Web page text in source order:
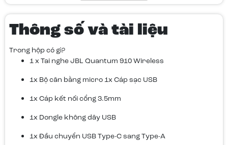
Trải nghiệm công nghệ theo dõi
chuyển động đầu chuyên nghiệp
đỉnh cao JBL QuantumSPHERE
360™ trên PC
Thông số và tài liệu
Trong hộp có gì?
1 x Tai nghe JBL Quantum 910 Wireless
1x Bộ cân bằng micro 1x Cáp sạc USB
1x Cáp kết nối cổng 3.5mm
1x Dongle không dây USB
1x Đầu chuyển USB Type-C sang Type-A